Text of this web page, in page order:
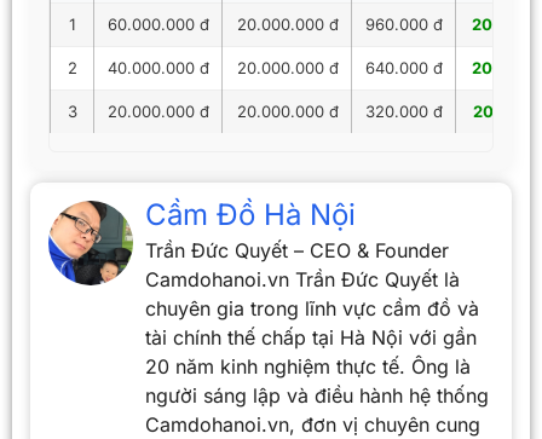
1 60.000.000 đ 20.000.000 đ 960.000 đ
2 40.000.000 đ 20.000.000 đ 640.000 đ
3 20.000.000 đ 20.000.000 đ 320.000 đ
Cầm Đồ Hà Nội
Trần Đức Quyết – CEO & Founder
Camdohanoi.vn Trần Đức Quyết là
chuyên gia trong lĩnh vực cầm đồ và
tài chính thế chấp tại Hà Nội với gần
20 năm kinh nghiệm thực tế. Ông là
người sáng lập và điều hành hệ thống
Camdohanoi.vn, đơn vị chuyên cung